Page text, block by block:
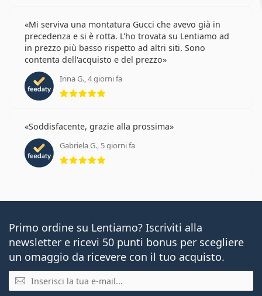
Mi serviva una montatura Gucci che avevo già in
precedenza e si è rotta. L'ho trovata su Lentiamo ad
in prezzo più basso rispetto ad altri siti. Sono
contenta dell'acquisto e del prezzo
Irina G., 4 giorni fa
Soddisfacente, grazie alla prossima
Gabriela G., 5 giorni fa
valutazione 5 di 5
Primo ordine su Lentiamo? Iscriviti alla
newsletter e ricevi 50 punti bonus per scegliere
un omaggio da ricevere con il tuo acquisto.
E-mail